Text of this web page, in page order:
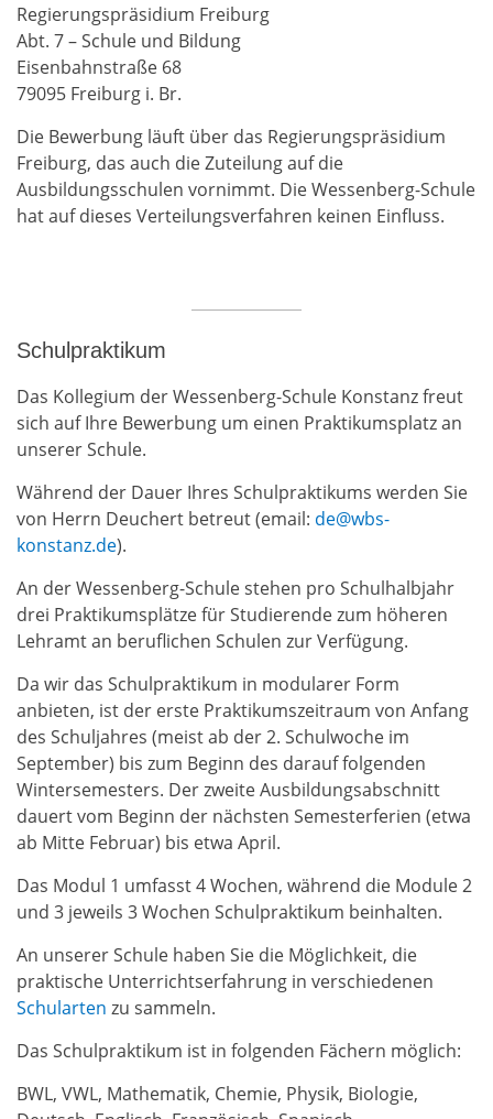
Regierungspräsidium Freiburg
Abt. 7 – Schule und Bildung
Eisenbahnstraße 68
79095 Freiburg i. Br.
Die Bewerbung läuft über das Regierungspräsidium
Freiburg, das auch die Zuteilung auf die
Ausbildungsschulen vornimmt. Die Wessenberg-Schule
hat auf dieses Verteilungsverfahren keinen Einfluss.
Schulpraktikum
Das Kollegium der Wessenberg-Schule Konstanz freut
sich auf Ihre Bewerbung um einen Praktikumsplatz an
unserer Schule.
Während der Dauer Ihres Schulpraktikums werden Sie
von Herrn Deuchert betreut (email: de@wbs-
konstanz.de).
An der Wessenberg-Schule stehen pro Schulhalbjahr
drei Praktikumsplätze für Studierende zum höheren
Lehramt an beruflichen Schulen zur Verfügung.
Da wir das Schulpraktikum in modularer Form
anbieten, ist der erste Praktikumszeitraum von Anfang
des Schuljahres (meist ab der 2. Schulwoche im
September) bis zum Beginn des darauf folgenden
Wintersemesters. Der zweite Ausbildungsabschnitt
dauert vom Beginn der nächsten Semesterferien (etwa
ab Mitte Februar) bis etwa April.
Das Modul 1 umfasst 4 Wochen, während die Module 2
und 3 jeweils 3 Wochen Schulpraktikum beinhalten.
An unserer Schule haben Sie die Möglichkeit, die
praktische Unterrichtserfahrung in verschiedenen
Schularten zu sammeln.
Das Schulpraktikum ist in folgenden Fächern möglich:
BWL, VWL, Mathematik, Chemie, Physik, Biologie,